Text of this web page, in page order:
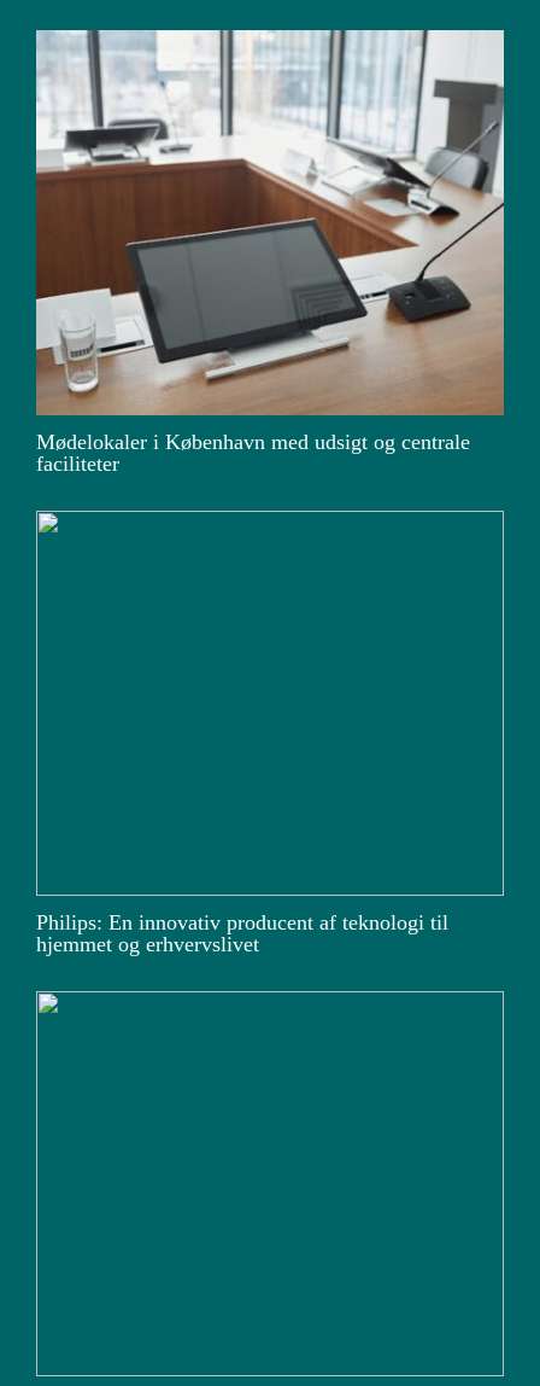
Mødelokaler i København med udsigt og centrale
faciliteter
Philips: En innovativ producent af teknologi til
hjemmet og erhvervslivet